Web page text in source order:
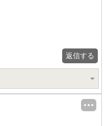
返信する